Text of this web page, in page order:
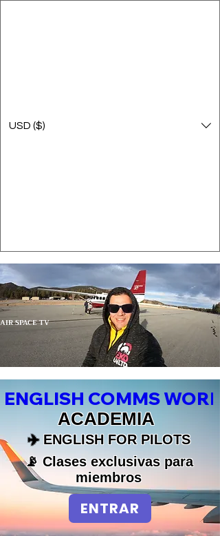
USD ($)
AIR SPACE TV
ENGLISH COMMS
ACADEMIA
✈️ ENGLISH FOR PILOTS
📡 Clases exclusivas para
miembros​​
ENTRAR